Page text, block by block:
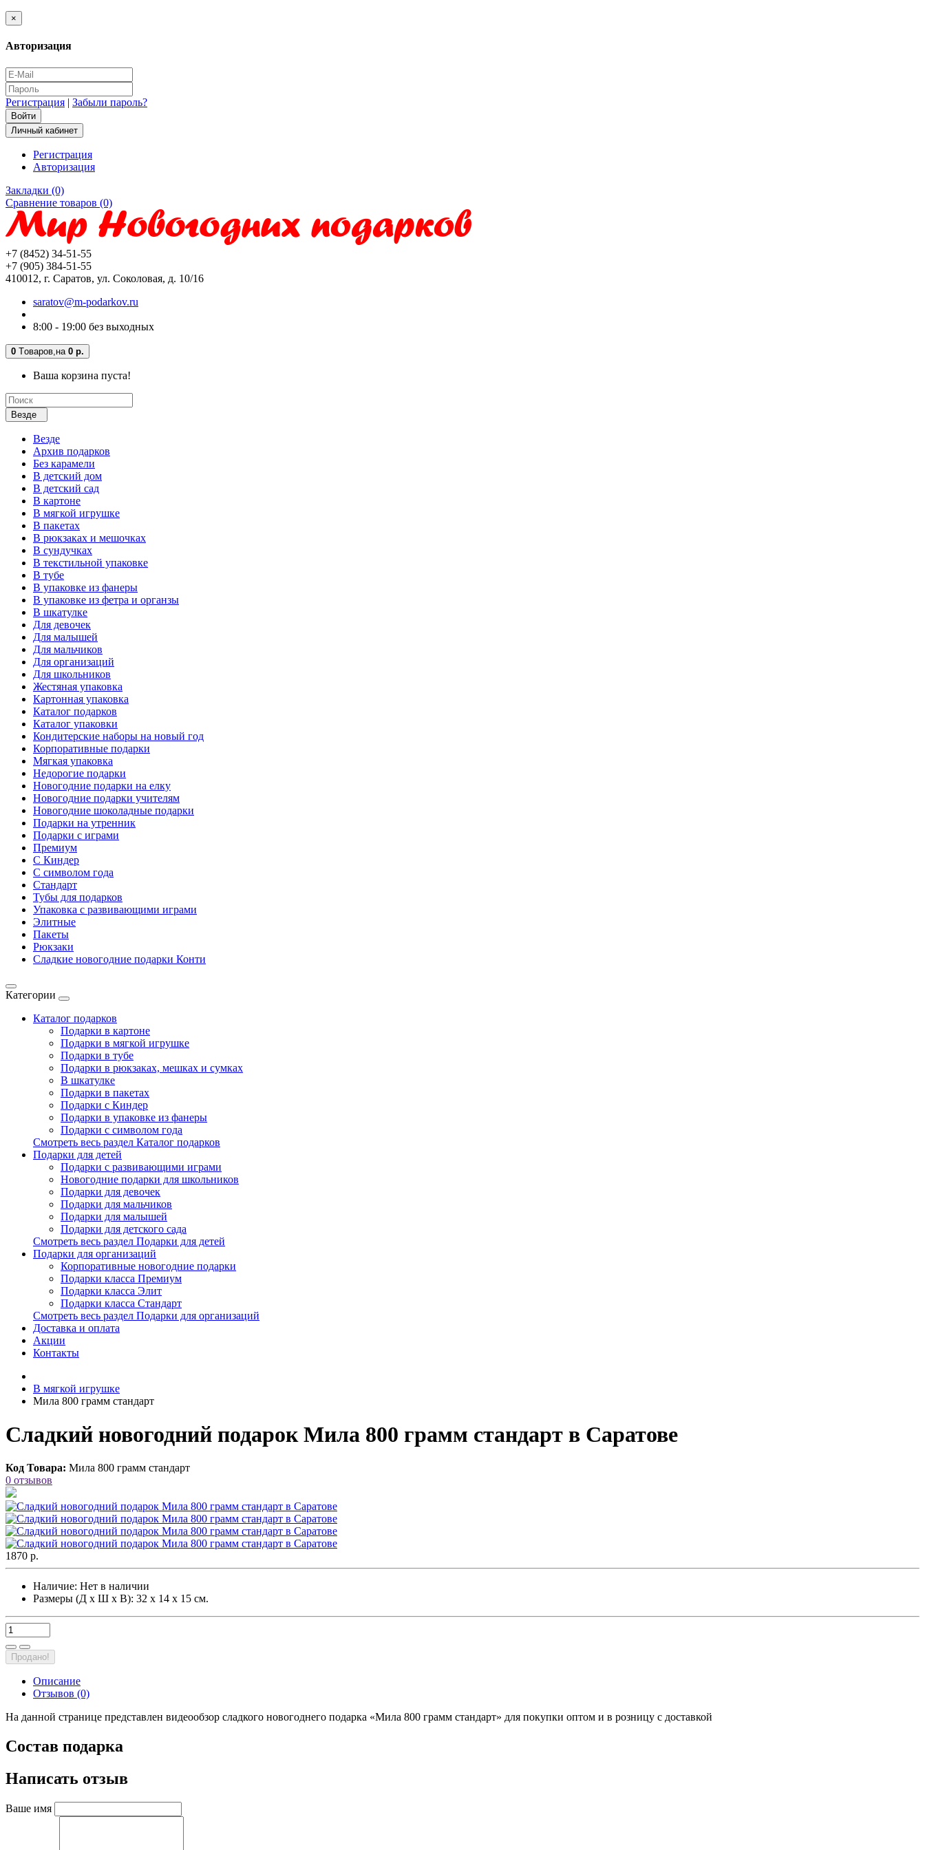
×
Авторизация
Регистрация | Забыли пароль?
Личный кабинет
Регистрация
Авторизация
Закладки (0)
Сравнение товаров (0)
+7 (8452) 34-51-55
+7 (905) 384-51-55
410012, г. Саратов, ул. Соколовая, д. 10/16
saratov@m-podarkov.ru
8:00 - 19:00 без выходных
0 Tоваров, на 0 р.
Ваша корзина пуста!
Везде
Везде
Архив подарков
Без карамели
В детский дом
В детский сад
В картоне
В мягкой игрушке
В пакетах
В рюкзаках и мешочках
В сундучках
В текстильной упаковке
В тубе
В упаковке из фанеры
В упаковке из фетра и органзы
В шкатулке
Для девочек
Для малышей
Для мальчиков
Для организаций
Для школьников
Жестяная упаковка
Картонная упаковка
Каталог подарков
Каталог упаковки
Кондитерские наборы на новый год
Корпоративные подарки
Мягкая упаковка
Недорогие подарки
Новогодние подарки на елку
Новогодние подарки учителям
Новогодние шоколадные подарки
Подарки на утренник
Подарки с играми
Премиум
С Киндер
С символом года
Стандарт
Тубы для подарков
Упаковка с развивающими играми
Элитные
Пакеты
Рюкзаки
Сладкие новогодние подарки Конти
Категории
Каталог подарков
Подарки в картоне
Подарки в мягкой игрушке
Подарки в тубе
Подарки в рюкзаках, мешках и сумках
В шкатулке
Подарки в пакетах
Подарки с Киндер
Подарки в упаковке из фанеры
Подарки с символом года
Смотреть весь раздел Каталог подарков
Подарки для детей
Подарки с развивающими играми
Новогодние подарки для школьников
Подарки для девочек
Подарки для мальчиков
Подарки для малышей
Подарки для детского сада
Смотреть весь раздел Подарки для детей
Подарки для организаций
Корпоративные новогодние подарки
Подарки класса Премиум
Подарки класса Элит
Подарки класса Стандарт
Смотреть весь раздел Подарки для организаций
Доставка и оплата
Акции
Контакты
В мягкой игрушке
Мила 800 грамм стандарт
Сладкий новогодний подарок Мила 800 грамм стандарт в Саратове
Код Товара: Мила 800 грамм стандарт
0 отзывов
1870 р.
Наличие: Нет в наличии
Размеры (Д х Ш х В): 32 х 14 х 15 см.
Продано!
Описание
Отзывов (0)
На данной странице представлен видеообзор сладкого новогоднего подарка «Мила 800 грамм стандарт» для покупки оптом и в розницу с доставкой
Состав подарка
Написать отзыв
Ваше имя